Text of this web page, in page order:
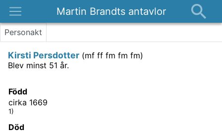
Martin Brandts antavlor
Platser
Om
Personakt
Kirsti Persdotter (mf ff fm fm fm)
Blev minst 51 år.
Född
cirka 1669
1)
Död